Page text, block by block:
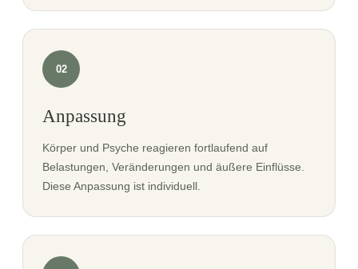
02
Anpassung
Körper und Psyche reagieren fortlaufend auf
Belastungen, Veränderungen und äußere Einflüsse.
Diese Anpassung ist individuell.